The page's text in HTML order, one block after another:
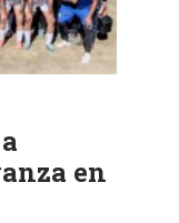
en